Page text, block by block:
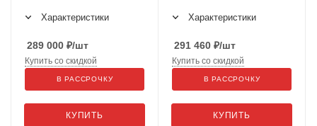
Характеристики
289 000 ₽/шт
КУПИТЬ
Купить со скидкой
В РАССРОЧКУ
Характеристики
291 460 ₽/шт
КУПИТЬ
Купить со скидкой
В РАССРОЧКУ